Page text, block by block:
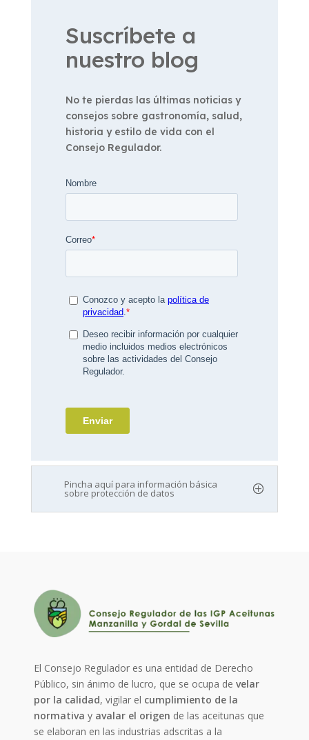
Suscríbete a
nuestro blog
No te pierdas las últimas noticias y
consejos sobre gastronomía, salud,
historia y estilo de vida con el
Consejo Regulador.
Pincha aquí para información básica
sobre protección de datos
El Consejo Regulador es una entidad de Derecho
Público, sin ánimo de lucro, que se ocupa develar
por la calidad, vigilar el cumplimiento de la
normativa y avalar el origen de las aceitunas que
se elaboran en las industrias adscritas a la